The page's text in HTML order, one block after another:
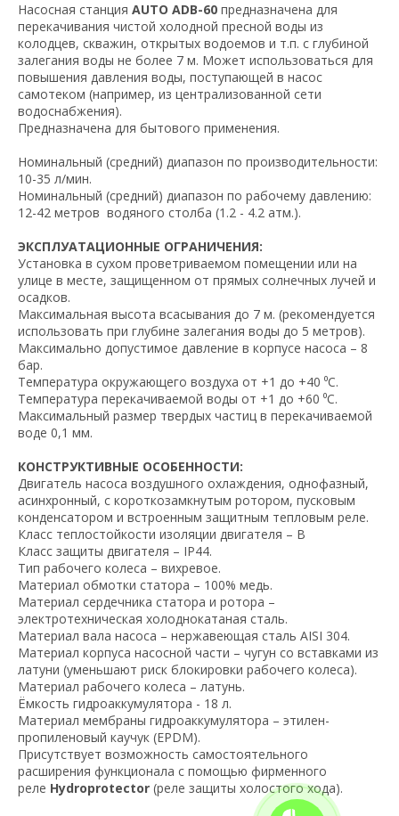
Насосная станция AUTO ADB-60 предназначена для
перекачивания чистой холодной пресной воды из
колодцев, скважин, открытых водоемов и т.п. с глубиной
залегания воды не более 7 м. Может использоваться для
повышения давления воды, поступающей в насос
самотеком (например, из централизованной сети
водоснабжения).
Предназначена для бытового применения.
Номинальный (средний) диапазон по производительности:
10-35 л/мин.
Номинальный (средний) диапазон по рабочему давлению:
12-42 метров водяного столба (1.2 - 4.2 атм.).
ЭКСПЛУАТАЦИОННЫЕ ОГРАНИЧЕНИЯ:
Установка в сухом проветриваемом помещении или на
улице в месте, защищенном от прямых солнечных лучей и
осадков.
Максимальная высота всасывания до 7 м. (рекомендуется
использовать при глубине залегания воды до 5 метров).
Максимально допустимое давление в корпусе насоса – 8
бар.
Температура окружающего воздуха от +1 до +40 ⁰С.
Температура перекачиваемой воды от +1 до +60 ⁰С.
Максимальный размер твердых частиц в перекачиваемой
воде 0,1 мм.
КОНСТРУКТИВНЫЕ ОСОБЕННОСТИ:
Двигатель насоса воздушного охлаждения, однофазный,
асинхронный, с короткозамкнутым ротором, пусковым
конденсатором и встроенным защитным тепловым реле.
Класс теплостойкости изоляции двигателя – В
Класс защиты двигателя – IP44.
Тип рабочего колеса – вихревое.
Материал обмотки статора – 100% медь.
Материал сердечника статора и ротора –
электротехническая холоднокатаная сталь.
Материал вала насоса – нержавеющая сталь AISI 304.
Материал корпуса насосной части – чугун со вставками из
латуни (уменьшают риск блокировки рабочего колеса).
Материал рабочего колеса – латунь.
Ёмкость гидроаккумулятора - 18 л.
Материал мембраны гидроаккумулятора – этилен-
пропиленовый каучук (EPDM).
Присутствует возможность самостоятельного
расширения функционала с помощью фирменного
реле Hydroprotector (реле защиты холостого хода).